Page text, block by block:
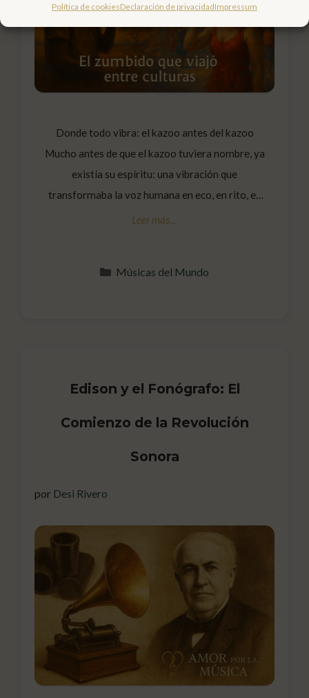
Política de cookiesDeclaración de privacidadImpressum
Donde todo vibra: el kazoo antes del kazoo
Mucho antes de que el kazoo tuviera nombre, ya
existía su espíritu: una vibración que
transformaba la voz humana en eco, en rito, en
juego. En algunas culturas del África occidental,
objetos sencillos, hechos con cañas, huesos, …
Categorías
Músicas del Mundo
Edison y el Fonógrafo: El
Comienzo de la Revolución
Sonora
por Desi Rivero